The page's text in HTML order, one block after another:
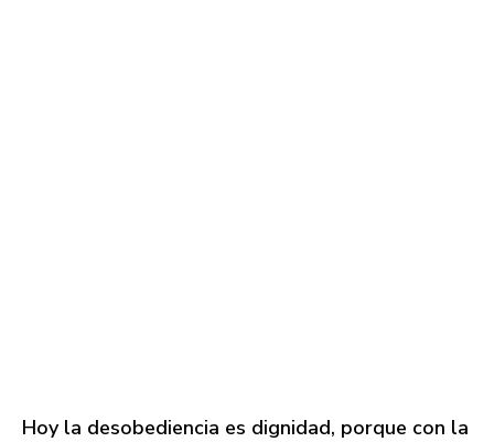
Hoy la desobediencia es dignidad, porque con la